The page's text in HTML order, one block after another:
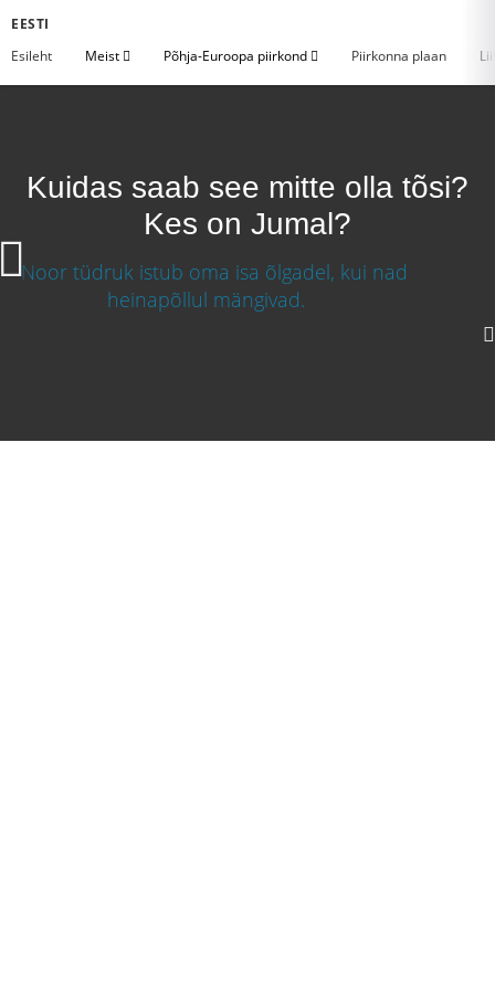
EESTI
Esileht
Meist Põhja-Euroopa piirkond Piirkonna plaan
Kuidas saab see mitte olla tõsi?
Kes on Jumal?